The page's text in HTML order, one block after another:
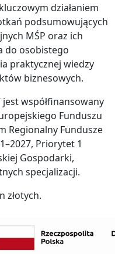
działaniem
podsumowujących
MŚP oraz ich
do osobistego
praktycznej wiedzy
biznesowych.
współfinansowany
Funduszu
Regionalny Fundusze
Priorytet 1
Gospodarki,
specjalizacji.
złotych.